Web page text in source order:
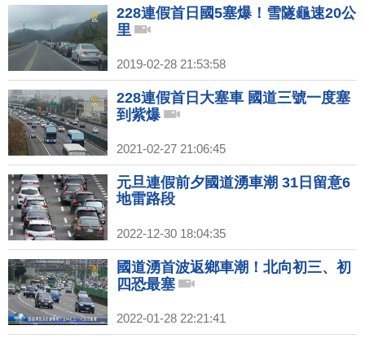
228連假首日國5塞爆！雪隧龜速20公
里
2019-02-28 21:53:58
228連假首日大塞車 國道三號一度塞
到紫爆
2021-02-27 21:06:45
元旦連假前夕國道湧車潮 31日留意6
地雷路段
2022-12-30 18:04:35
國道湧首波返鄉車潮！北向初三、初
四恐最塞
2022-01-28 22:21:41